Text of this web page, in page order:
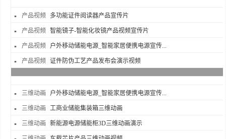
产品视频 多功能证件阅读器产品宣传片
产品视频 智能镜子-智能化妆镜产品视频宣传片
产品视频 户外移动储能电源_智能家居便携电源宣传...
产品视频 证件防伪工艺产品发布会演示视频
三维动画 户外移动储能电源_智能家居便携电源宣传...
三维动画 工商业储能集装箱三维动画
三维动画 新能源电源储能柜3D三维动画演示